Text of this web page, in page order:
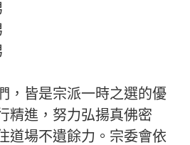
，皆是宗派一時之選的優
精進，努力弘揚真佛密
道場不遺餘力。宗委會依